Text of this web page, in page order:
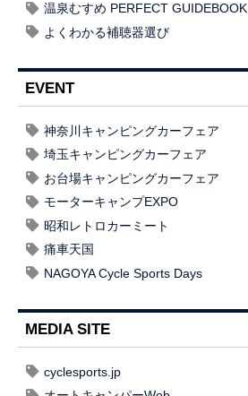
温泉むすめ PERFECT GUIDEBOOK
よくわかる補聴器選び
EVENT
神奈川キャンピングカーフェア
埼玉キャンピングカーフェア
お台場キャンピングカーフェア
モーターキャンプEXPO
昭和レトロカーミート
痛車天国
NAGOYA Cycle Sports Days
MEDIA SITE
cyclesports.jp